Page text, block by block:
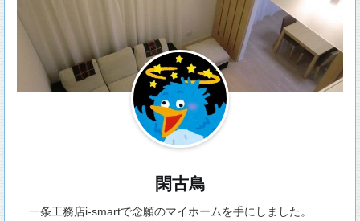
閑古鳥
一条工務店i-smartで念願のマイホームを手にしました。